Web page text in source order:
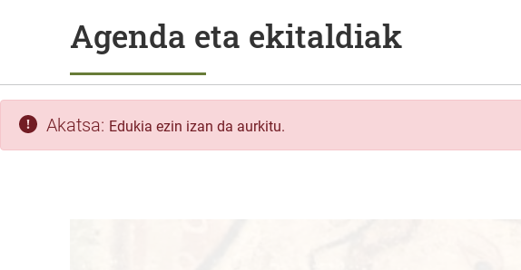
Agenda eta ekitaldiak
Akatsa: Edukia ezin izan da aurkitu.